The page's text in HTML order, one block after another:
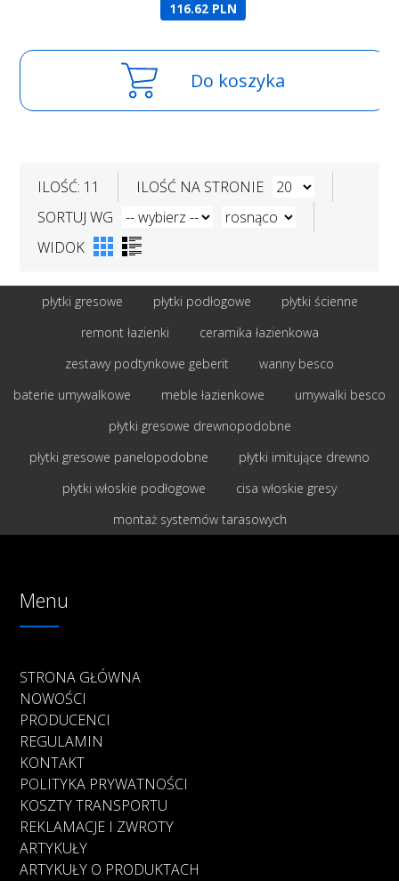
116.62 PLN
Do koszyka
ILOŚĆ: 11
ILOŚĆ NA STRONIE
SORTUJ WG
WIDOK
płytki gresowe płytki podłogowe
płytki ścienne
remont łazienki
ceramika łazienkowa
zestawy podtynkowe geberit
wanny besco
baterie umywalkowe
meble łazienkowe
umywalki besco
płytki gresowe drewnopodobne
płytki gresowe panelopodobne
płytki imitujące drewno
płytki włoskie podłogowe
cisa włoskie gresy
montaż systemów tarasowych
Menu
STRONA GŁÓWNA
NOWOŚCI
PRODUCENCI
REGULAMIN
KONTAKT
POLITYKA PRYWATNOŚCI
KOSZTY TRANSPORTU
REKLAMACJE I ZWROTY
ARTYKUŁY
ARTYKUŁY O PRODUKTACH